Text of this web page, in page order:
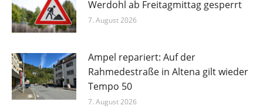
Werdohl ab Freitagmittag gesperrt
7. August 2026
Ampel repariert: Auf der
Rahmedestraße in Altena gilt wieder
Tempo 50
7. August 2026